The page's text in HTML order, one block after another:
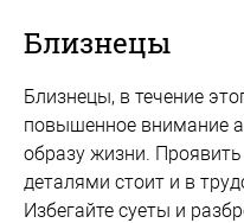
Близнецы
Близнецы, в течение
повышенное внимание
образу жизни.
деталями стоит и в
Избегайте суеты и